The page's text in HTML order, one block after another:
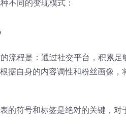
不同的变现模式：
流程是：通过社交平台，积累
据自身的内容调性和粉丝画像
的符号和标签是绝对的关键，